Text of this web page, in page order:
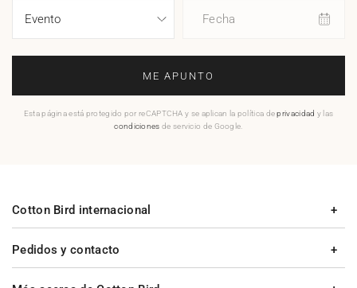
Fecha
ME APUNTO
Esta página está protegido por reCAPTCHA y se aplican la política deprivacidad y las
condiciones de servicio de Google.
Pedidos y contacto
Cotton Bird internacional